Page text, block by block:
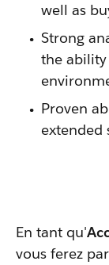
well as
Strong
the ability
Proven
extended
En tant qu'
vous ferez